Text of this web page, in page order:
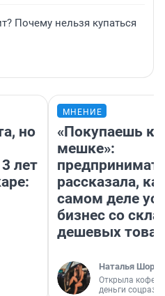
Почему нельзя купаться
но
лет
МНЕНИЕ
«Покупаешь
мешке»:
рассказала,
самом деле
бизнес со
дешевых
Наталья
Открыла
деньги